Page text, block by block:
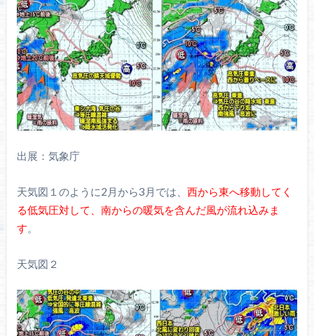
出展：気象庁
天気図１のように2月から3月では、 西から東へ移動してく
る低気圧対して、南からの暖気を含んだ風が流れ込みま
す。
天気図２